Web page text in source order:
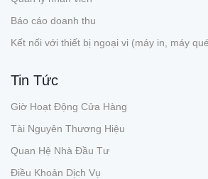
Báo cáo doanh thu
Kết nối với thiết bị ngoại vi (máy in, máy
Tin Tức
Giờ Hoạt Động Cửa Hàng
Tài Nguyên Thương Hiệu
Quan Hệ Nhà Đầu Tư
Điều Khoản Dịch Vụ